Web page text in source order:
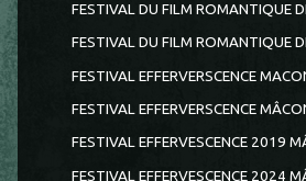
FESTIVAL DU FILM ROMANTIQUE
FESTIVAL DU FILM ROMANTIQUE
FESTIVAL EFFERVERSCENCE
FESTIVAL EFFERVERSCENCE
FESTIVAL EFFERVESCENCE 2019
FESTIVAL EFFERVESCENCE 2024